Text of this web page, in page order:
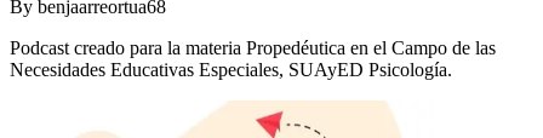
By benjaarreortua68
Podcast creado para la materia Propedéutica en el Campo de las
Necesidades Educativas Especiales, SUAyED Psicología.